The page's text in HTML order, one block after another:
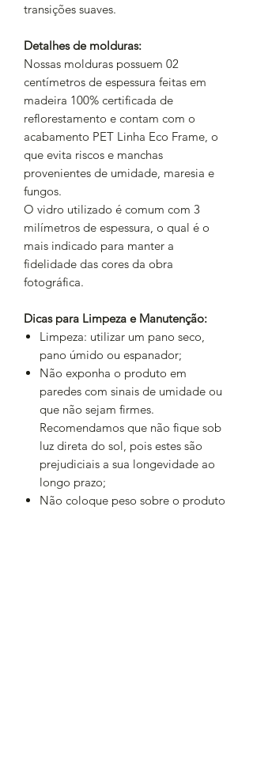
transições suaves.
Detalhes de molduras:
Nossas molduras possuem 02
centímetros de espessura feitas em
madeira 100% certificada de
reflorestamento e contam com o
acabamento PET Linha Eco Frame, o
que evita riscos e manchas
provenientes de umidade, maresia e
fungos.
O vidro utilizado é comum com 3
milímetros de espessura, o qual é o
mais indicado para manter a
fidelidade das cores da obra
fotográfica.
Dicas para Limpeza e Manutenção:
Limpeza: utilizar um pano seco,
pano úmido ou espanador;
Não exponha o produto em
paredes com sinais de umidade ou
que não sejam firmes.
Recomendamos que não fique sob
luz direta do sol, pois estes são
prejudiciais a sua longevidade ao
longo prazo;
Não coloque peso sobre o produto